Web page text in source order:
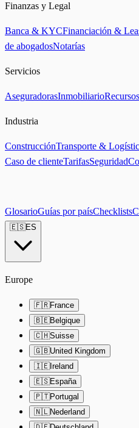
Finanzas y Legal
Banca & KYCFinanciación &
de abogadosNotarías
Servicios
AseguradorasInmobiliario
Industria
ConstrucciónTransporte &
Caso de clienteTarifasSeguridad
GlosarioGuías por paísChecklists
🇪🇸ES
Europe
🇫🇷France
🇧🇪Belgique
🇨🇭Suisse
🇬🇧United Kingdom
🇮🇪Ireland
🇪🇸España
🇵🇹Portugal
🇳🇱Nederland